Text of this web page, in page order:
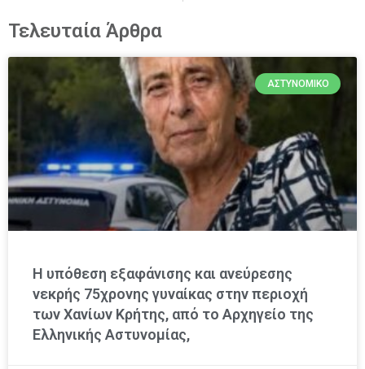
Τελευταία Άρθρα
ΑΣΤΥΝΟΜΙΚΌ
Η υπόθεση εξαφάνισης και ανεύρεσης
νεκρής 75χρονης γυναίκας στην περιοχή
των Χανίων Κρήτης, από το Αρχηγείο της
Ελληνικής Αστυνομίας,